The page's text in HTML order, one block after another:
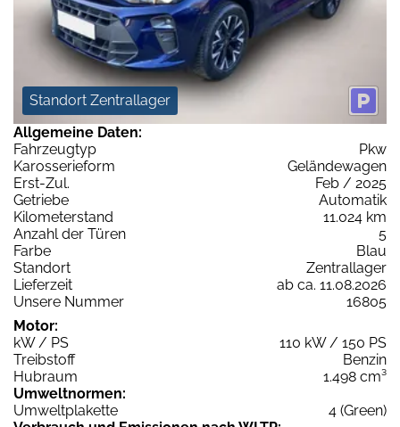
Standort Zentrallager
Allgemeine Daten:
Fahrzeugtyp
Pkw
Karosserieform
Geländewagen
Erst-Zul.
Feb / 2025
Getriebe
Automatik
Kilometerstand
11.024 km
Anzahl der Türen
5
Farbe
Blau
Standort
Zentrallager
Lieferzeit
ab ca. 11.08.2026
Unsere Nummer
16805
Motor:
kW / PS
110 kW / 150 PS
Treibstoff
Benzin
Hubraum
1.498 cm³
Umweltnormen:
Umweltplakette
4 (Green)